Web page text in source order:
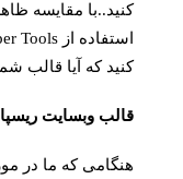
کنید..با مقایسه
کنید که آیا قالب
قالب وبسایت
هنگامی که ما در